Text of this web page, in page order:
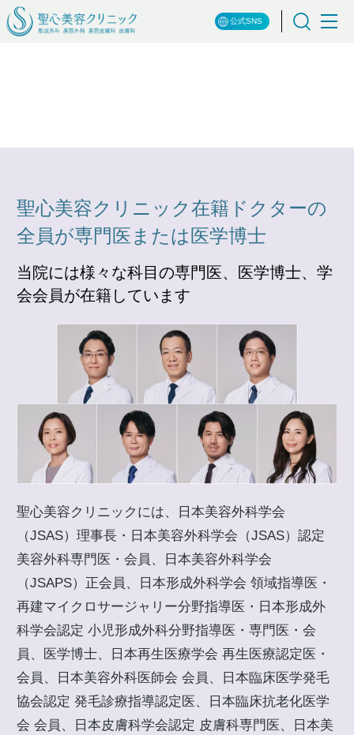
公式SNS
聖心美容クリニック在籍ドクターの
全員が専門医または医学博士
当院には様々な科目の専門医、医学博士、学
会会員が在籍しています
聖心美容クリニックには、日本美容外科学会
（JSAS）理事長・日本美容外科学会（JSAS）認定
美容外科専門医・会員、日本美容外科学会
（JSAPS）正会員、日本形成外科学会 領域指導医・
再建マイクロサージャリー分野指導医・日本形成外
科学会認定 小児形成外科分野指導医・専門医・会
員、医学博士、日本再生医療学会 再生医療認定医・
会員、日本美容外科医師会 会員、日本臨床医学発毛
協会認定 発毛診療指導認定医、日本臨床抗老化医学
会 会員、日本皮膚科学会認定 皮膚科専門医、日本美